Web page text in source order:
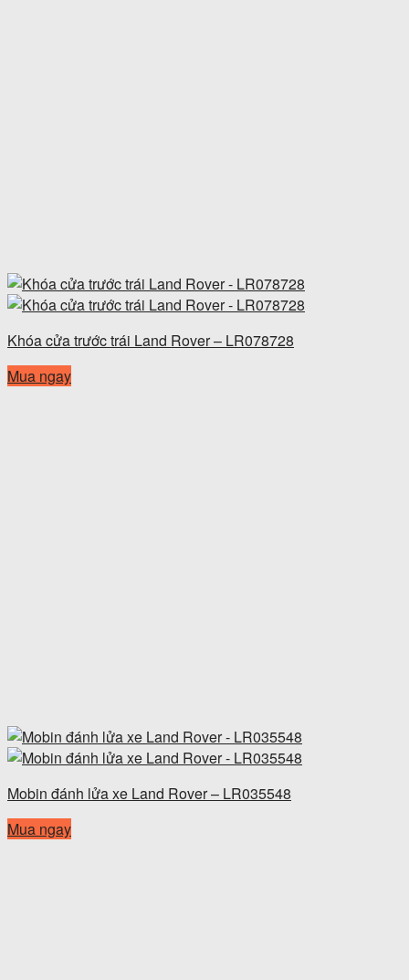
Khóa cửa trước trái Land Rover – LR078728
Mua ngay
Mobin đánh lửa xe Land Rover – LR035548
Mua ngay